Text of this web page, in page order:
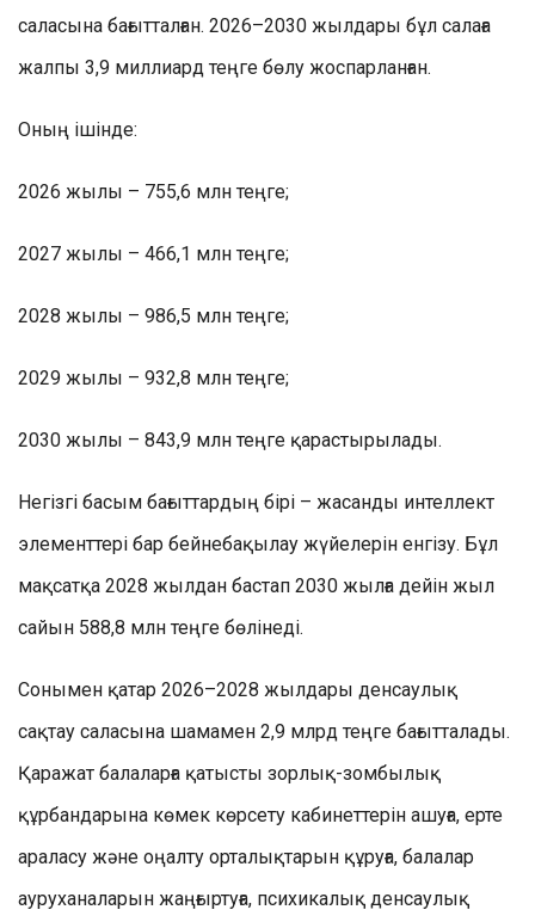
саласына бағытталған. 2026–2030 жылдары бұл салаға
жалпы 3,9 миллиард теңге бөлу жоспарланған.
Оның ішінде:
2026 жылы – 755,6 млн теңге;
2027 жылы – 466,1 млн теңге;
2028 жылы – 986,5 млн теңге;
2029 жылы – 932,8 млн теңге;
2030 жылы – 843,9 млн теңге қарастырылады.
Негізгі басым бағыттардың бірі – жасанды интеллект
элементтері бар бейнебақылау жүйелерін енгізу. Бұл
мақсатқа 2028 жылдан бастап 2030 жылға дейін жыл
сайын 588,8 млн теңге бөлінеді.
Сонымен қатар 2026–2028 жылдары денсаулық
сақтау саласына шамамен 2,9 млрд теңге бағытталады.
Қаражат балаларға қатысты зорлық-зомбылық
құрбандарына көмек көрсету кабинеттерін ашуға, ерте
араласу және оңалту орталықтарын құруға, балалар
ауруханаларын жаңғыртуға, психикалық денсаулық